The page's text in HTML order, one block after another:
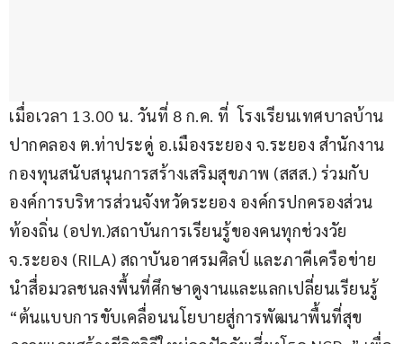
เมื่อเวลา 13.00 น. วันที่ 8 ก.ค. ที่  โรงเรียนเทศบาลบ้าน
ปากคลอง ต.ท่าประดู่ อ.เมืองระยอง จ.ระยอง สำนักงาน
กองทุนสนับสนุนการสร้างเสริมสุขภาพ (สสส.) ร่วมกับ
องค์การบริหารส่วนจังหวัดระยอง องค์กรปกครองส่วน
ท้องถิ่น (อปท.)สถาบันการเรียนรู้ของคนทุกช่วงวัย
จ.ระยอง (RILA) สถาบันอาศรมศิลป์ และภาคีเครือข่าย
นำสื่อมวลชนลงพื้นที่ศึกษาดูงานและแลกเปลี่ยนเรียนรู้
“ต้นแบบการขับเคลื่อนนโยบายสู่การพัฒนาพื้นที่สุข